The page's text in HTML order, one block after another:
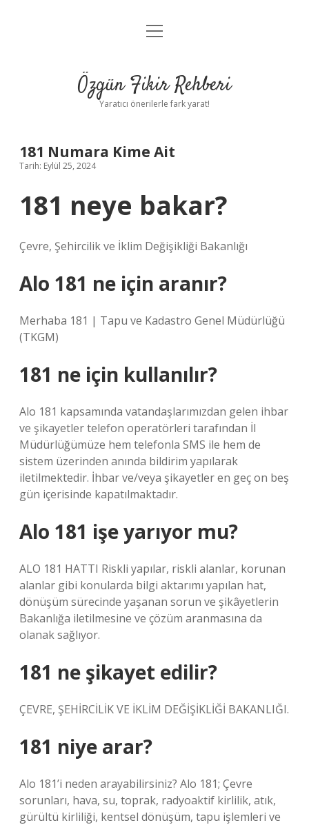
Gizlilik Politikası
Yasal Uyarı
menüyü
Özgün Fikir Rehberi
Yaratıcı önerilerle fark yarat!
181 Numara Kime Ait
Tarih: Eylül 25, 2024
181 neye bakar?
Çevre, Şehircilik ve İklim Değişikliği Bakanlığı
Alo 181 ne için aranır?
Merhaba 181 | Tapu ve Kadastro Genel Müdürlüğü
(TKGM)
181 ne için kullanılır?
Alo 181 kapsamında vatandaşlarımızdan gelen ihbar
ve şikayetler telefon operatörleri tarafından İl
Müdürlüğümüze hem telefonla SMS ile hem de
sistem üzerinden anında bildirim yapılarak
iletilmektedir. İhbar ve/veya şikayetler en geç on beş
gün içerisinde kapatılmaktadır.
Alo 181 işe yarıyor mu?
ALO 181 HATTI Riskli yapılar, riskli alanlar, korunan
alanlar gibi konularda bilgi aktarımı yapılan hat,
dönüşüm sürecinde yaşanan sorun ve şikâyetlerin
Bakanlığa iletilmesine ve çözüm aranmasına da
olanak sağlıyor.
181 ne şikayet edilir?
ÇEVRE, ŞEHİRCİLİK VE İKLİM DEĞİŞİKLİĞİ BAKANLIĞI.
181 niye arar?
Alo 181’i neden arayabilirsiniz? Alo 181; Çevre
sorunları, hava, su, toprak, radyoaktif kirlilik, atık,
gürültü kirliliği, kentsel dönüşüm, tapu işlemleri ve